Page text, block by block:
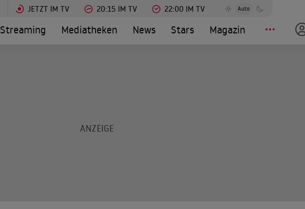
JETZT IM TV 20:15 IM TV 22:00 IM TV Auto
Streaming Mediatheken News Stars Magazin